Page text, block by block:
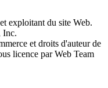
exploitant du site Web.
Inc.
et droits d'auteur de
licence par Web Team